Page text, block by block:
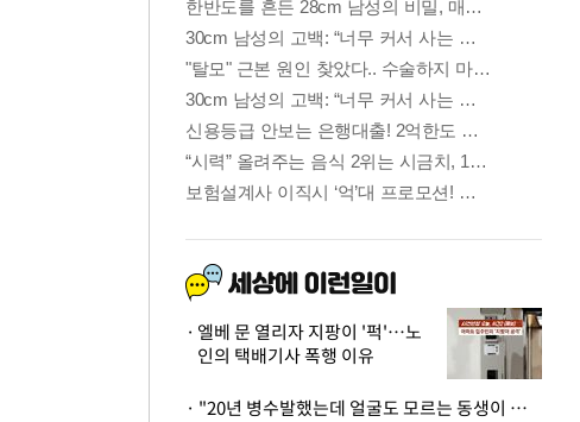
엘베 문 열리자 지팡이 '퍽'…노
인의 택배기사 폭행 이유
· "20년 병수발했는데 얼굴도 모르는 동생이 유산 절반을"…배다른 형제 상속권 있을까